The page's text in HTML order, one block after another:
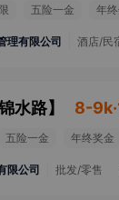
五险一金 年
理有限公司 酒店/民
水路】 8-
五险一金 年终奖金
限公司 批发/零售